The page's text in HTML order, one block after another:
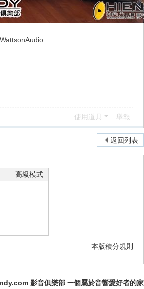
使用道具 舉報
返回列表
高級模式
本版積分規則
影音俱樂部 一個屬於音響愛好者的家